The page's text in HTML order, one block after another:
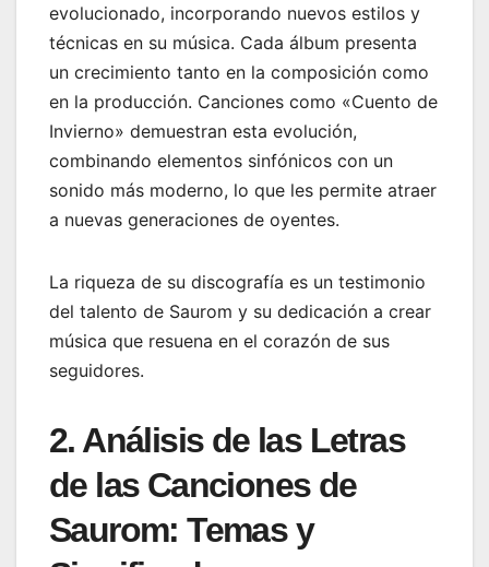
evolucionado, incorporando nuevos estilos y
técnicas en su música. Cada álbum presenta
un crecimiento tanto en la composición como
en la producción. Canciones como «Cuento de
Invierno» demuestran esta evolución,
combinando elementos sinfónicos con un
sonido más moderno, lo que les permite atraer
a nuevas generaciones de oyentes.
La riqueza de su discografía es un testimonio
del talento de Saurom y su dedicación a crear
música que resuena en el corazón de sus
seguidores.
2. Análisis de las Letras
de las Canciones de
Saurom: Temas y